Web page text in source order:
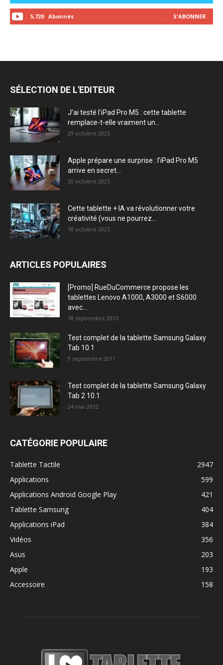
5,720 Abonnés S'ABONNER
SÉLECTION DE L'EDITEUR
J’ai testé l’iPad Pro M5 : cette tablette
remplace-t-elle vraiment un...
29 octobre 2025
Apple prépare une surprise : l’iPad Pro M5
arrive en secret...
20 octobre 2025
Cette tablette + IA va révolutionner votre
créativité (vous ne pourrez...
18 octobre 2025
ARTICLES POPULAIRES
[Promo] RueDuCommerce propose les
tablettes Lenovo A1000, A3000 et S6000
avec...
18 septembre 2013
Test complet de la tablette Samsung Galaxy
Tab 10.1
9 septembre 2011
Test complet de la tablette Samsung Galaxy
Tab 2 10.1
24 mai 2012
CATÉGORIE POPULAIRE
Tablette Tactile
2947
Applications
599
Applications Android Google Play
421
Tablette Samsung
404
Applications iPad
384
Vidéos
356
Asus
203
Apple
193
Accessoire
158